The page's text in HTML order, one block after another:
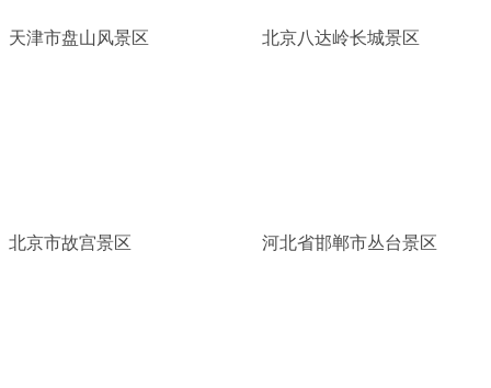
天津市盘山风景区 北京八达岭长城景区
北京市故宫景区 河北省邯郸市丛台景区